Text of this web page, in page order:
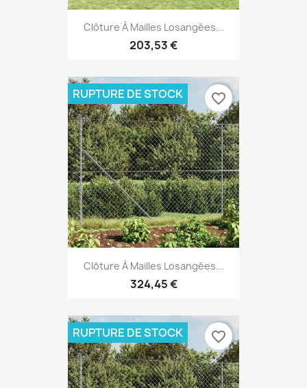
Clôture À Mailles Losangées...
203,53 €
Clôture À Mailles Losangées...
324,45 €
RUPTURE DE STOCK favorite_border
RUPTURE DE STOCK favorite_border